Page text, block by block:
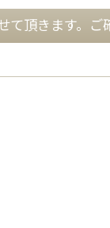
て頂きます。ご